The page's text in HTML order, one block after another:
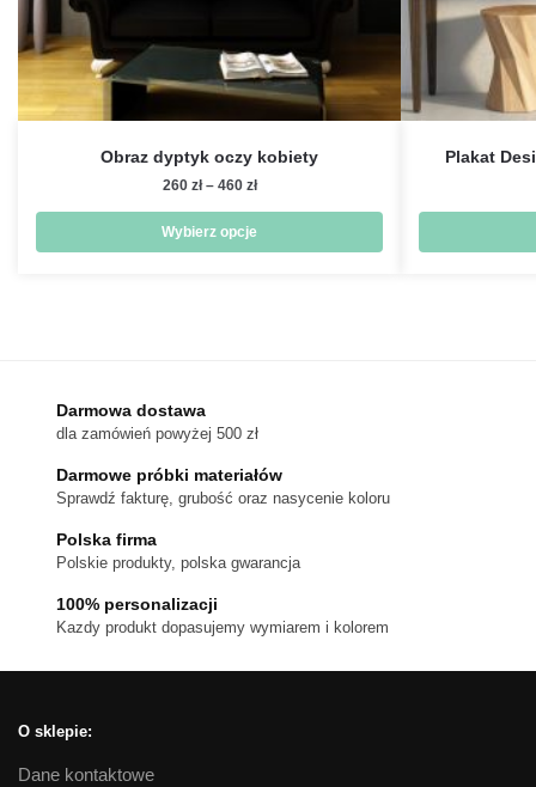
Obraz dyptyk oczy kobiety
260 zł – 460 złZakres
od
260 zł
Wybierz opcje
można
wybrać
na
produktu
Plakat
Darmowa dostawa
dla zamówień powyżej 500 zł
Darmowe próbki materiałów
Sprawdź fakturę, grubość oraz nasycenie koloru
Polska firma
Polskie produkty, polska gwarancja
100% personalizacji
Kazdy produkt dopasujemy wymiarem i kolorem
O sklepie:
Dane kontaktowe